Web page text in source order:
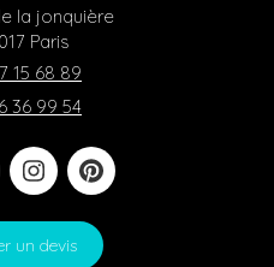
la jonquière
Paris
15 68 89
36 99 54
un devis